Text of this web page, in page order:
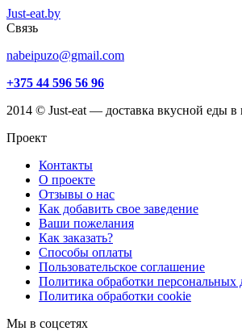
Just-eat.by
Связь
nabeipuzo@gmail.com
+375 44 596 56 96
2014 © Just-eat — доставка вкусной еды в
Проект
Контакты
О проекте
Отзывы о нас
Как добавить свое заведение
Ваши пожелания
Как заказать?
Способы оплаты
Пользовательское соглашение
Политика обработки персональных
Политика обработки cookie
Мы в соцсетях